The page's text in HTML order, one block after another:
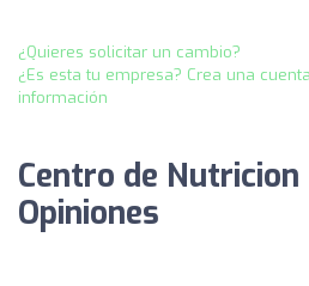
¿Quieres solicitar un cambio?
¿Es esta tu empresa? Crea una
información
Centro de Nutricion
Opiniones